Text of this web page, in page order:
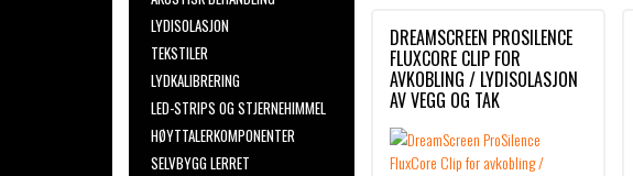
LYDISOLASJON
TEKSTILER
LYDKALIBRERING
LED-STRIPS OG STJERNEHIMMEL
HØYTTALERKOMPONENTER
SELVBYGG LERRET
DREAMSCREEN PROSILENCE
FLUXCORE CLIP FOR
AVKOBLING / LYDISOLASJON
AV VEGG OG TAK